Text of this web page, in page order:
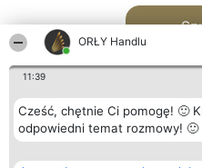
ORŁY Handlu
11:39
Cześć, chętnie Ci pomogę! 🙂
odpowiedni temat rozmowy! 🙂
Organizator plebiscytu